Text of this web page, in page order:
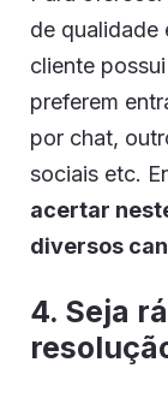
de qualidade
cliente
preferem
por chat,
sociais etc.
acertar
diversos
4. Seja